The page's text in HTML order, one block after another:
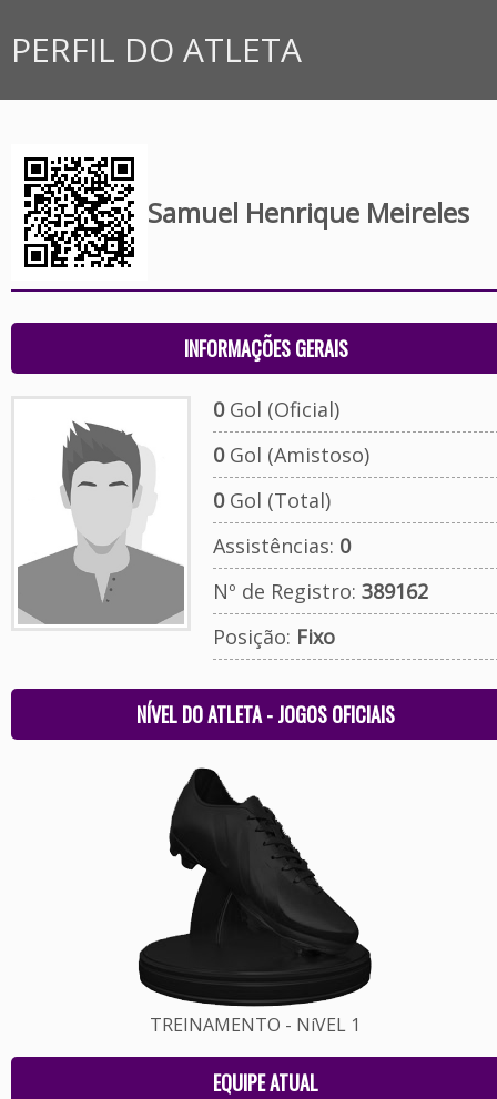
PERFIL DO ATLETA
Samuel Henrique Meireles
INFORMAÇÕES GERAIS
0Gol (Oficial)
0Gol (Amistoso)
0Gol (Total)
Assistências: 0
Nº de Registro: 389162
Posição: Fixo
NÍVEL DO ATLETA - JOGOS OFICIAIS
TREINAMENTO - NíVEL 1
EQUIPE ATUAL